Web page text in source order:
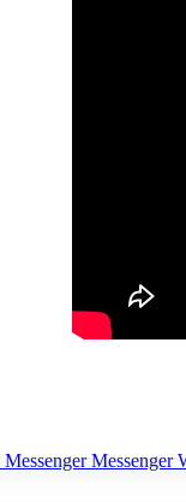
Messenger Messenger